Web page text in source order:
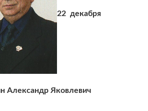
22 декабря
Александр Яковлевич